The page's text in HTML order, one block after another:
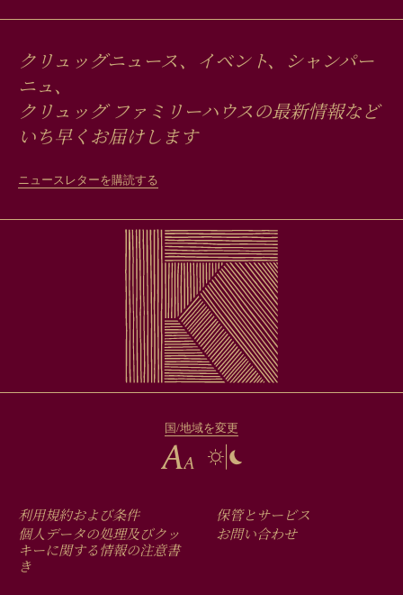
クリュッグニュース、イベント、シャンパー
ニュ、
クリュッグ ファミリーハウスの最新情報など
いち早くお届けします
ニュースレターを購読する
国/地域を変更
FOOTER
MENU
利用規約および条件
個人データの処理及びクッ
キーに関する情報の注意書
き
保管とサービス
お問い合わせ